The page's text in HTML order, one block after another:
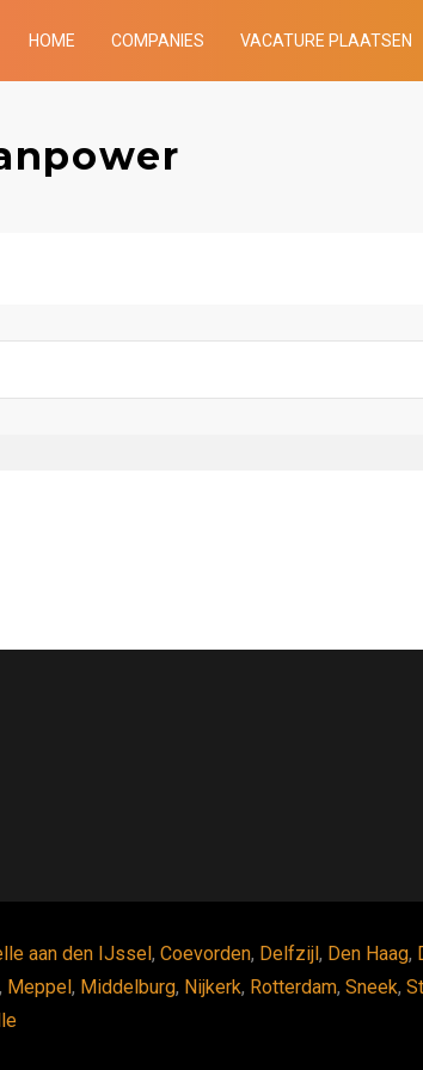
HOME COMPANIES VACATURE PLAATSEN
aan den IJssel , Coevorden, Delfzijl , Den Haag,
Meppel , Middelburg, Nijkerk, Rotterdam, Sneek,